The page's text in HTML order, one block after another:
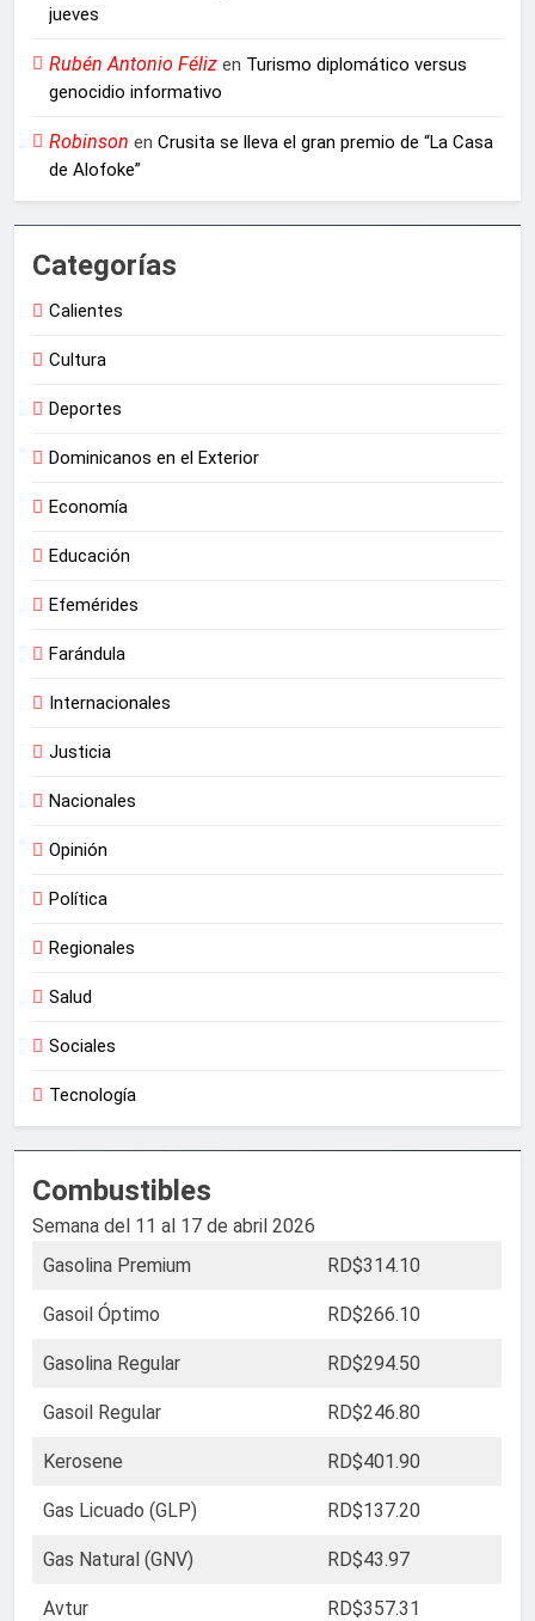
jueves
Rubén Antonio Féliz en Turismo diplomático versus
genocidio informativo
Robinson en Crusita se lleva el gran premio de “La Casa
de Alofoke”
Categorías
Calientes
Cultura
Deportes
Dominicanos en el Exterior
Economía
Educación
Efemérides
Farándula
Internacionales
Justicia
Nacionales
Opinión
Política
Regionales
Salud
Sociales
Tecnología
Combustibles
Semana del 11 al 17 de abril 2026
Gasolina Premium
RD$314.10
Gasoil Óptimo RD$266.10
Gasolina Regular RD$294.50
Gasoil Regular RD$246.80
Kerosene RD$401.90
Gas Licuado (GLP) RD$137.20
Gas Natural (GNV) RD$43.97
Avtur RD$357.31